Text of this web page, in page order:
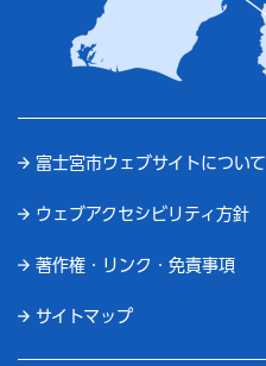
富士宮市ウェブサイトについて
ウェブアクセシビリティ方針
著作権・リンク・免責事項
サイトマップ